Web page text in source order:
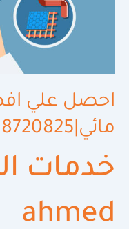
احصل علي
مائي|0598720825
خدمات
ahmed